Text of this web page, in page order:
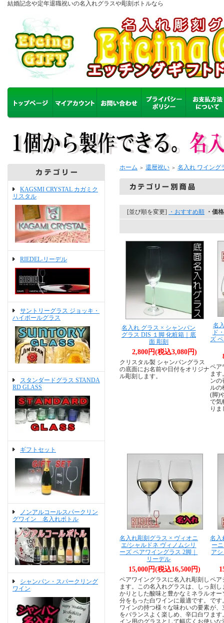
結婚記念や定年退職祝いの名入れグラスや彫刻ボトルなら
KAGSMI CRYSTAL カガミク
リスタル
RIEDEL-リーデル
サントリーグラス ジョッキ・
ハイボールグラス
スタンダードグラス STANDA
RD GLASS
ギフトセット
ノンアルコールスパークリン
グワイン 名入れボトル
シャンパン・スパークリング
ワイン
ホーム ＞ 還暦祝い ＞ 名入れ ワイング
[並び順を変更] ・おすすめ順 ・価
名入れ グラス × シャンパン
グラス DIS １脚 化粧箱｜底
面 彫刻
2,800円(税込3,080円)
クリスタル製 シャンパングラス
の底面にお名前や日付をオリジナ
ル彫刻します。
名
ド
ズ
ペア
ま
ンの
ルの
(脚)
で気
りま
名入れ彫刻グラス × ヴィオニ
エ/シャルドネ ヴィノムシリ
ーズ ペアワイングラス 2脚｜
リーデル
15,000円(税込16,500円)
ペアワイングラスに名入れ彫刻し
ます。この名入れグラスは、しっ
かりとした酸味と豊かなミネラル
分をもった白ワインに最適です。
ワインの持つ様々な味わいの要素
をバランスよく楽しめ、辛口白ワ
イン用のグラスとして幅広くお使
名入
ー
ア
ペア
刻し
オー
です
が、
ま
いな